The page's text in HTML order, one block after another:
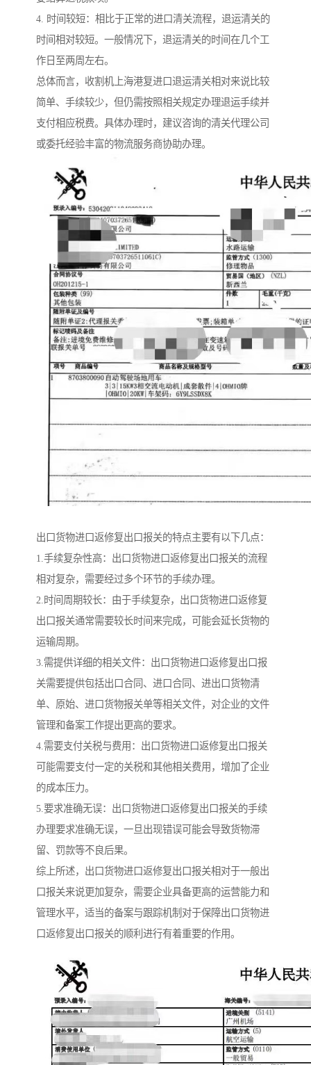
4. 时间较短：相比于正常的进口清关流程，退运清关的
时间相对较短。一般情况下，退运清关的时间在几个工
作日至两周左右。
总体而言，收割机上海港复进口退运清关相对来说比较
简单、手续较少，但仍需按照相关规定办理退运手续并
支付相应税费。具体办理时，建议咨询的清关代理公司
或委托经验丰富的物流服务商协助办理。
出口货物进口返修复出口报关的特点主要有以下几点：
1.手续复杂性高：出口货物进口返修复出口报关的流程
相对复杂，需要经过多个环节的手续办理。
2.时间周期较长：由于手续复杂，出口货物进口返修复
出口报关通常需要较长时间来完成，可能会延长货物的
运输周期。
3.需提供详细的相关文件：出口货物进口返修复出口报
关需要提供包括出口合同、进口合同、进出口货物清
单、原始、进口货物报关单等相关文件，对企业的文件
管理和备案工作提出更高的要求。
4.需要支付关税与费用：出口货物进口返修复出口报关
可能需要支付一定的关税和其他相关费用，增加了企业
的成本压力。
5.要求准确无误：出口货物进口返修复出口报关的手续
办理要求准确无误，一旦出现错误可能会导致货物滞
留、罚款等不良后果。
综上所述，出口货物进口返修复出口报关相对于一般出
口报关来说更加复杂，需要企业具备更高的运营能力和
管理水平，适当的备案与跟踪机制对于保障出口货物进
口返修复出口报关的顺利进行有着重要的作用。